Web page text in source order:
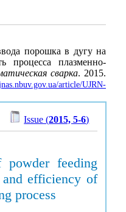
порошка в дугу на
процесса плазменно-
сварка. 2015.
article/UJRN-
Issue (2015, 5-6)
feeding
efficiency of
process